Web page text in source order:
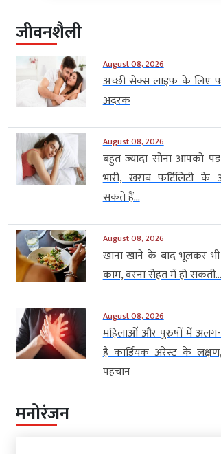
जीवनशैली
August 08, 2026
अच्छी सेक्स लाइफ के लिए
अदरक
August 08, 2026
बहुत ज्यादा सोना आपको
भारी, खराब फर्टिलिटी के
सकते हैं...
August 08, 2026
खाना खाने के बाद भूलकर
काम, वरना सेहत में हो सकती...
August 08, 2026
महिलाओं और पुरुषों में
हैं कार्डियक अरेस्ट के
पहचान
मनोरंजन